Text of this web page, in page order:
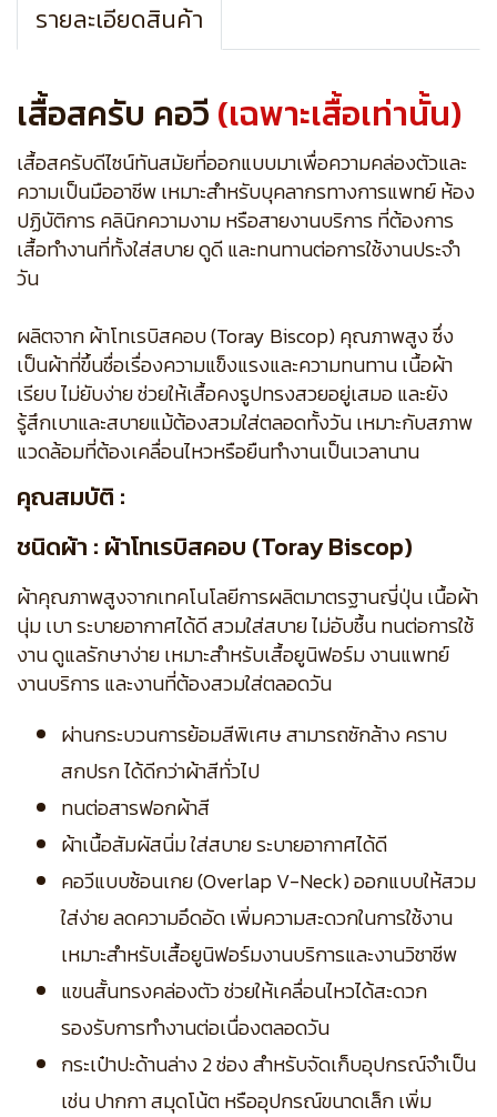
รายละเอียดสินค้า
เสื้อสครับ คอวี (เฉพาะเสื้อเท่านั้น)
เสื้อสครับดีไซน์ทันสมัยที่ออกแบบมาเพื่อความคล่องตัวและ
ความเป็นมืออาชีพ เหมาะสำหรับบุคลากรทางการแพทย์ ห้อง
ปฏิบัติการ คลินิกความงาม หรือสายงานบริการ ที่ต้องการ
เสื้อทำงานที่ทั้งใส่สบาย ดูดี และทนทานต่อการใช้งานประจำ
วัน
ผลิตจาก ผ้าโทเรบิสคอบ (Toray Biscop) คุณภาพสูง ซึ่ง
เป็นผ้าที่ขึ้นชื่อเรื่องความแข็งแรงและความทนทาน เนื้อผ้า
เรียบ ไม่ยับง่าย ช่วยให้เสื้อคงรูปทรงสวยอยู่เสมอ และยัง
รู้สึกเบาและสบายแม้ต้องสวมใส่ตลอดทั้งวัน เหมาะกับสภาพ
แวดล้อมที่ต้องเคลื่อนไหวหรือยืนทำงานเป็นเวลานาน
คุณสมบัติ :
ชนิดผ้า : ผ้าโทเรบิสคอบ (Toray Biscop)
ผ้าคุณภาพสูงจากเทคโนโลยีการผลิตมาตรฐานญี่ปุ่น เนื้อผ้า
นุ่ม เบา ระบายอากาศได้ดี สวมใส่สบาย ไม่อับชื้น ทนต่อการใช้
งาน ดูแลรักษาง่าย เหมาะสำหรับเสื้อยูนิฟอร์ม งานแพทย์
งานบริการ และงานที่ต้องสวมใส่ตลอดวัน
ผ่านกระบวนการย้อมสีพิเศษ สามารถซักล้าง คราบ
สกปรก ได้ดีกว่าผ้าสีทั่วไป
ทนต่อสารฟอกผ้าสี
ผ้าเนื้อสัมผัสนิ่ม ใส่สบาย ระบายอากาศได้ดี
คอวีแบบซ้อนเกย (Overlap V-Neck) ออกแบบให้สวม
ใส่ง่าย ลดความอึดอัด เพิ่มความสะดวกในการใช้งาน
เหมาะสำหรับเสื้อยูนิฟอร์มงานบริการและงานวิชาชีพ
แขนสั้นทรงคล่องตัว ช่วยให้เคลื่อนไหวได้สะดวก
รองรับการทำงานต่อเนื่องตลอดวัน
กระเป๋าปะด้านล่าง 2 ช่อง สำหรับจัดเก็บอุปกรณ์จำเป็น
เช่น ปากกา สมุดโน้ต หรืออุปกรณ์ขนาดเล็ก เพิ่ม